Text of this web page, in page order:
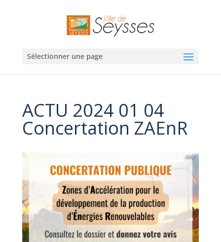
Sélectionner une page
ACTU 2024 01 04
Concertation ZAEnR